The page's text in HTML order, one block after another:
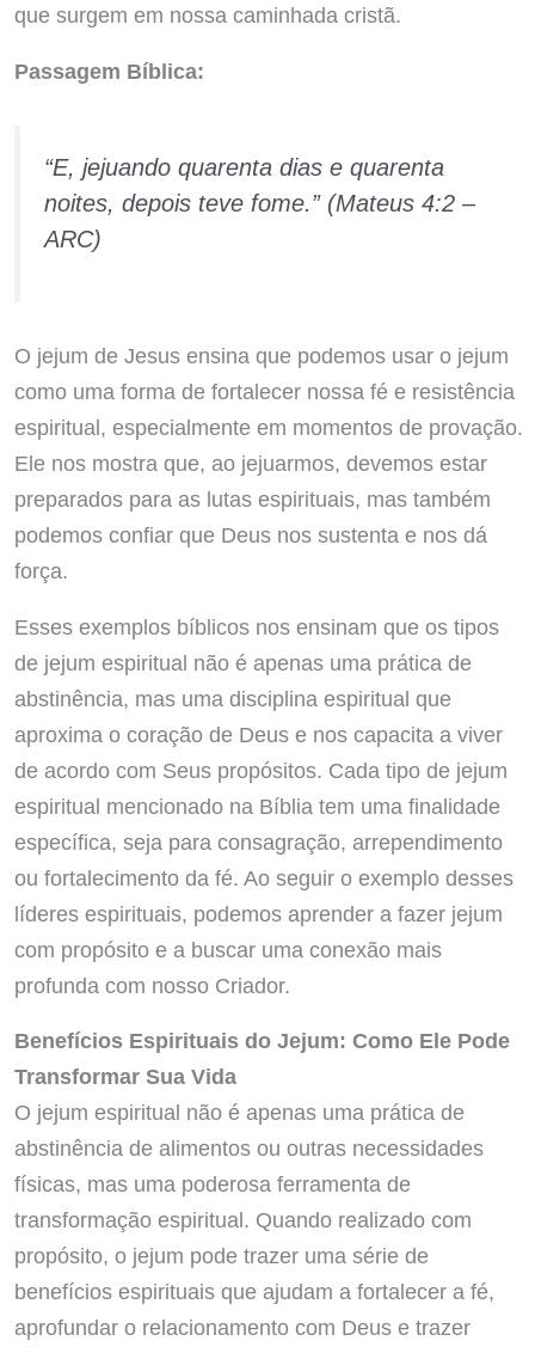
que surgem em nossa caminhada cristã.
Passagem Bíblica:
“E, jejuando quarenta dias e quarenta
noites, depois teve fome.” (Mateus 4:2 –
ARC)
O jejum de Jesus ensina que podemos usar o jejum
como uma forma de fortalecer nossa fé e resistência
espiritual, especialmente em momentos de provação.
Ele nos mostra que, ao jejuarmos, devemos estar
preparados para as lutas espirituais, mas também
podemos confiar que Deus nos sustenta e nos dá
força.
Esses exemplos bíblicos nos ensinam que os tipos
de jejum espiritual não é apenas uma prática de
abstinência, mas uma disciplina espiritual que
aproxima o coração de Deus e nos capacita a viver
de acordo com Seus propósitos. Cada tipo de jejum
espiritual mencionado na Bíblia tem uma finalidade
específica, seja para consagração, arrependimento
ou fortalecimento da fé. Ao seguir o exemplo desses
líderes espirituais, podemos aprender a fazer jejum
com propósito e a buscar uma conexão mais
profunda com nosso Criador.
Benefícios Espirituais do Jejum: Como Ele Pode
Transformar Sua Vida
O jejum espiritual não é apenas uma prática de
abstinência de alimentos ou outras necessidades
físicas, mas uma poderosa ferramenta de
transformação espiritual. Quando realizado com
propósito, o jejum pode trazer uma série de
benefícios espirituais que ajudam a fortalecer a fé,
aprofundar o relacionamento com Deus e trazer